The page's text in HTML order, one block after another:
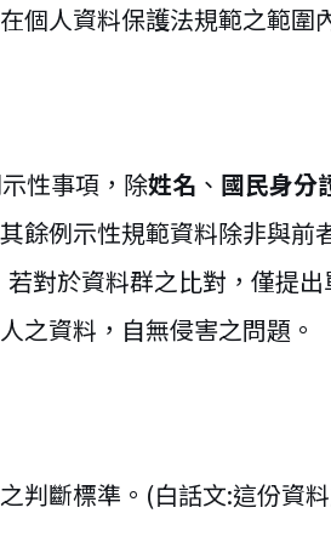
個人資料保護法規範之範圍
性事項，除姓名 、 國民身分
餘例示性規範資料除非與前
對於資料群之比對，僅提
之資料，自無侵害之問題。
判斷標準。(白話文:這份資